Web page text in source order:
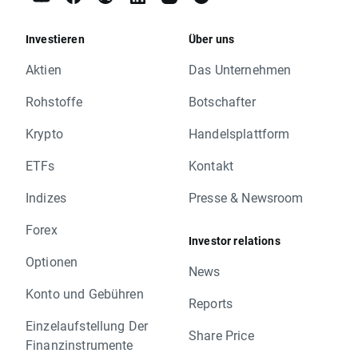
Investieren
Aktien
Rohstoffe
Krypto
ETFs
Indizes
Forex
Optionen
Konto und Gebühren
Einzelaufstellung Der
Finanzinstrumente
Über uns
Das Unternehmen
Botschafter
Handelsplattform
Kontakt
Presse & Newsroom
Investor relations
News
Reports
Share Price